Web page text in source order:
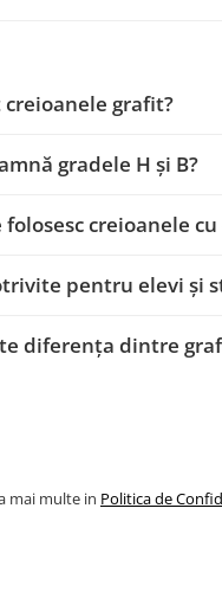
creioanele grafit?
gradele H și B?
folosesc creioanele
pentru elevi și
diferența dintre
mai multe in Politica de